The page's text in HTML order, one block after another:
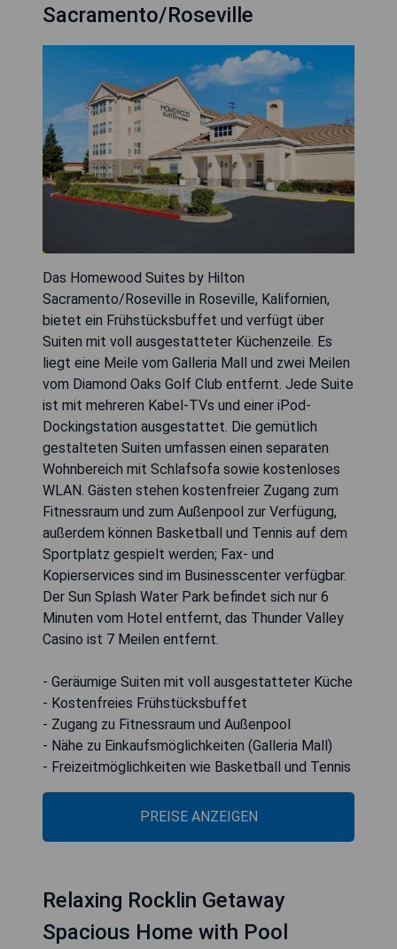
Sacramento/Roseville
Das Homewood Suites by Hilton
Sacramento/Roseville in Roseville, Kalifornien,
bietet ein Frühstücksbuffet und verfügt über
Suiten mit voll ausgestatteter Küchenzeile. Es
liegt eine Meile vom Galleria Mall und zwei Meilen
vom Diamond Oaks Golf Club entfernt. Jede Suite
ist mit mehreren Kabel-TVs und einer iPod-
Dockingstation ausgestattet. Die gemütlich
gestalteten Suiten umfassen einen separaten
Wohnbereich mit Schlafsofa sowie kostenloses
WLAN. Gästen stehen kostenfreier Zugang zum
Fitnessraum und zum Außenpool zur Verfügung,
außerdem können Basketball und Tennis auf dem
Sportplatz gespielt werden; Fax- und
Kopierservices sind im Businesscenter verfügbar.
Der Sun Splash Water Park befindet sich nur 6
Minuten vom Hotel entfernt, das Thunder Valley
Casino ist 7 Meilen entfernt.
- Geräumige Suiten mit voll ausgestatteter Küche
- Kostenfreies Frühstücksbuffet
- Zugang zu Fitnessraum und Außenpool
- Nähe zu Einkaufsmöglichkeiten (Galleria Mall)
- Freizeitmöglichkeiten wie Basketball und Tennis
PREISE ANZEIGEN
Relaxing Rocklin Getaway
Spacious Home with Pool